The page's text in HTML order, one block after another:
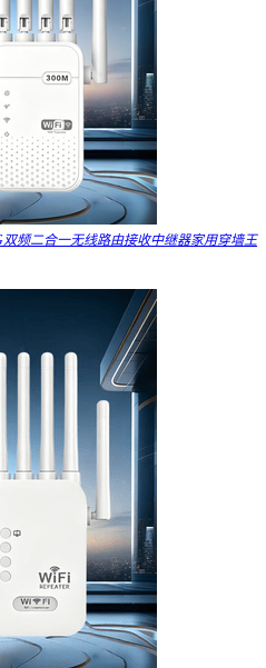
频二合一无线路由接收中继器家用穿墙王